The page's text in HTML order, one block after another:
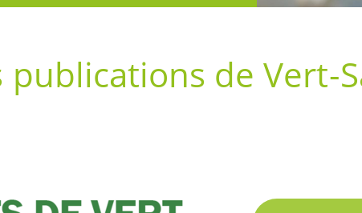
publications de Vert-